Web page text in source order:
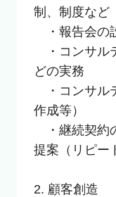
制、制度など
・報告会の
・コンサル
どの実務
・コンサル
作成等）
・継続契約
提案（リピー
2. 顧客創造